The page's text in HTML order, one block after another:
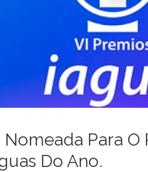
Para
Do Ano.